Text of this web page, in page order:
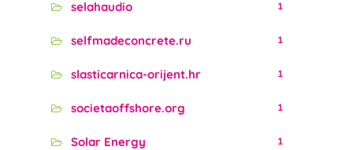
selahaudio 1
selfmadeconcrete.ru 1
slasticarnica-orijent.hr 1
societaoffshore.org 1
Solar Energy 1